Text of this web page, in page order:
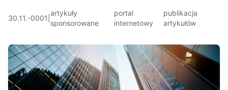
30.11.-0001
artykuły
sponsorowane
portal
internetowy
publikacja
artykułów